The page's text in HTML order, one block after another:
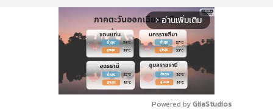
arrow_forward_ios อ่านเพิ่มเติม
Powered by GliaStudios